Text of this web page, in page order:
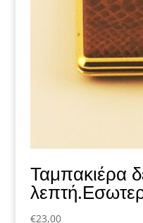
Ταμπακιέρα
€23,00